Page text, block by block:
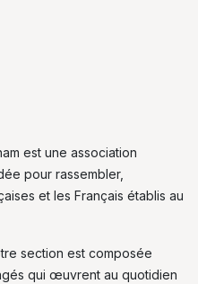
est une association
pour rassembler,
et les Français établis au
section est composée
qui œuvrent au quotidien